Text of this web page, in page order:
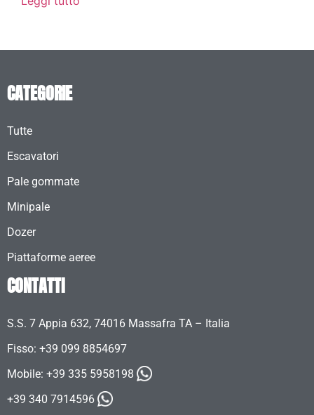
CATEGORIE
Tutte
Escavatori
Pale gommate
Minipale
Dozer
Piattaforme aeree
CONTATTI
S.S. 7 Appia 632, 74016 Massafra TA – Italia
Fisso: +39 099 8854697
Mobile: +39 335 5958198
+39 340 7914596